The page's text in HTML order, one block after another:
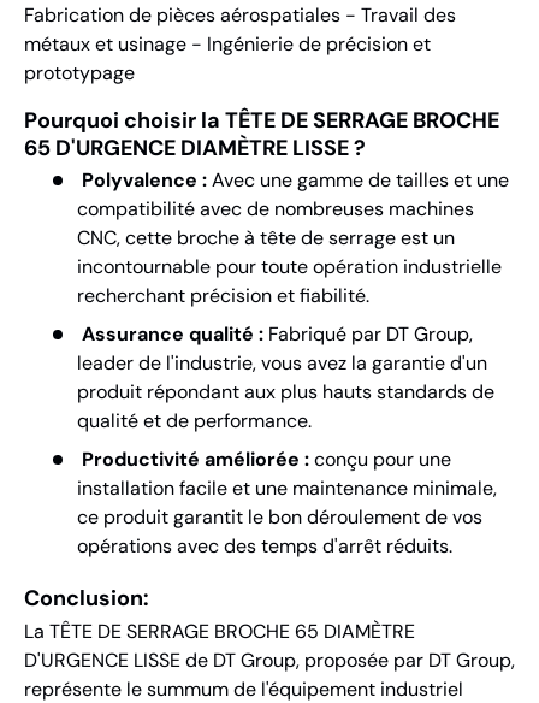
Fabrication de pièces aérospatiales - Travail des
métaux et usinage - Ingénierie de précision et
prototypage
Pourquoi choisir la TÊTE DE SERRAGE BROCHE
65 D'URGENCE DIAMÈTRE LISSE ?
Polyvalence :Avec une gamme de tailles et une
compatibilité avec de nombreuses machines
CNC, cette broche à tête de serrage est un
incontournable pour toute opération industrielle
recherchant précision et fiabilité.
Assurance qualité : Fabriqué par DT Group,
leader de l'industrie, vous avez la garantie d'un
produit répondant aux plus hauts standards de
qualité et de performance.
Productivité améliorée :conçu pour une
installation facile et une maintenance minimale,
ce produit garantit le bon déroulement de vos
opérations avec des temps d'arrêt réduits.
Conclusion:
La TÊTE DE SERRAGE BROCHE 65 DIAMÈTRE
D'URGENCE LISSE de DT Group, proposée par DT Group,
représente le summum de l'équipement industriel